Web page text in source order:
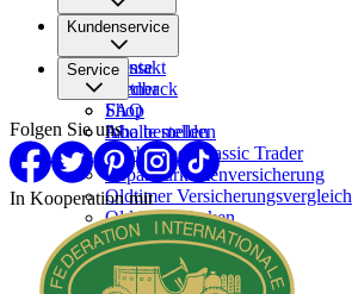
Über uns
Karriere
Presse
Partner
Kundenservice
Kontakt
Feedback
FAQ
Inhalte melden
Service
Shop
Abo bestellen
Werben bei Classic Trader
Reparaturkostenversicherung
Oldtimer Versicherungsvergleich
Oldtimer Marken
Oldtimer verkaufen
Oldtimer Händler
Oldtimer Garagen
Folgen Sie uns
In Kooperation mit